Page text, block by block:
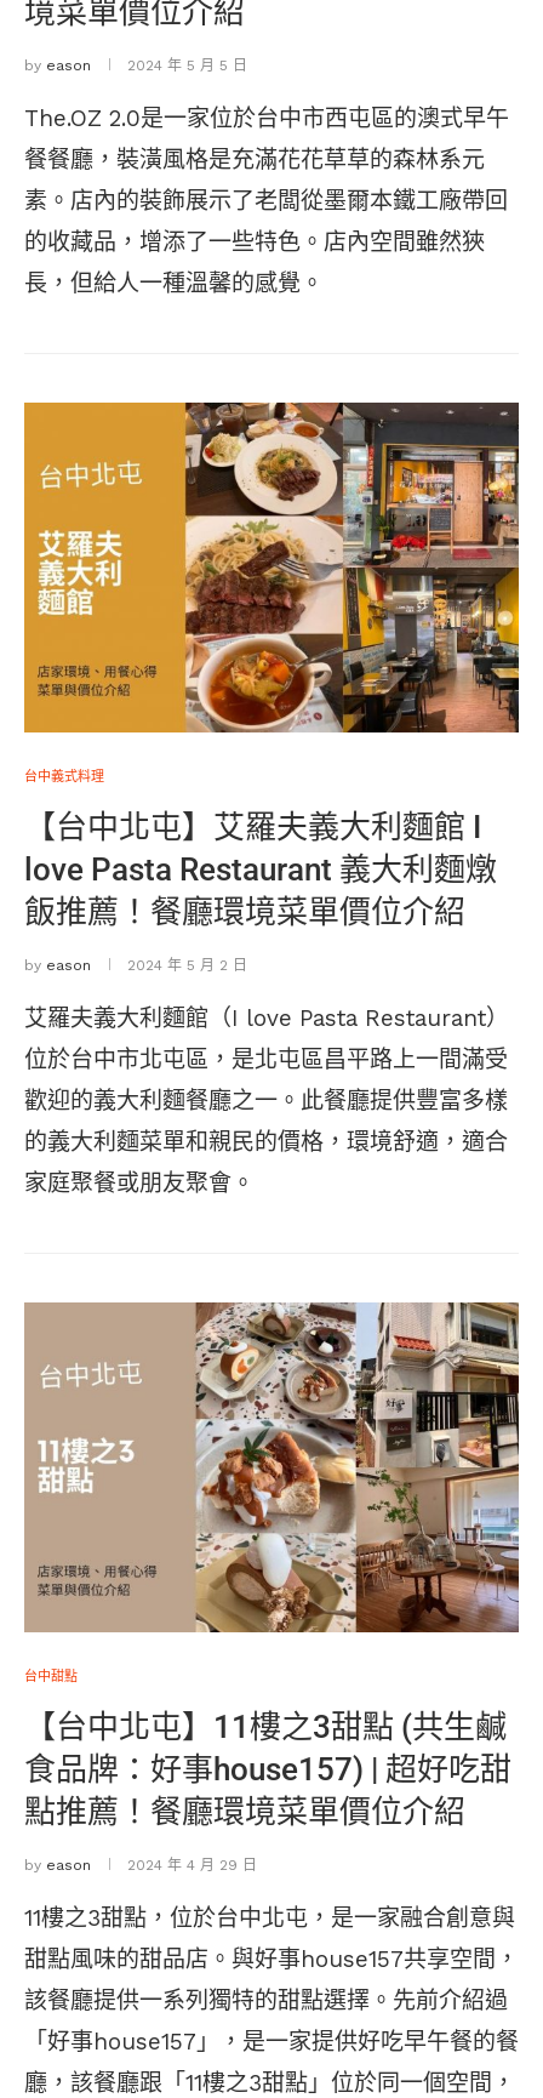
境菜單價位介紹
by eason 2024 年 5 月 5 日
The.OZ 2.0是一家位於台中市西屯區的澳式早午
餐餐廳，裝潢風格是充滿花花草草的森林系元
素。店內的裝飾展示了老闆從墨爾本鐵工廠帶回
的收藏品，增添了一些特色。店內空間雖然狹
長，但給人一種溫馨的感覺。
台中義式料理
【台中北屯】艾羅夫義大利麵館 I
love Pasta Restaurant 義大利麵燉
飯推薦！餐廳環境菜單價位介紹
by eason 2024 年 5 月 2 日
艾羅夫義大利麵館（I love Pasta Restaurant）
位於台中市北屯區，是北屯區昌平路上一間滿受
歡迎的義大利麵餐廳之一。此餐廳提供豐富多樣
的義大利麵菜單和親民的價格，環境舒適，適合
家庭聚餐或朋友聚會。
台中甜點
【台中北屯】11樓之3甜點 (共生鹹
食品牌：好事house157) | 超好吃甜
點推薦！餐廳環境菜單價位介紹
by eason 2024 年 4 月 29 日
11樓之3甜點，位於台中北屯，是一家融合創意與
甜點風味的甜品店。與好事house157共享空間，
該餐廳提供一系列獨特的甜點選擇。先前介紹過
「好事house157」，是一家提供好吃早午餐的餐
廳，該餐廳跟「11樓之3甜點」位於同一個空間，